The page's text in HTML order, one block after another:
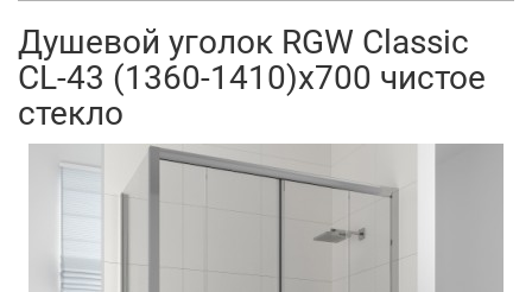
Душевой уголок RGW Classic
CL-43 (1360-1410)x700 чистое
стекло